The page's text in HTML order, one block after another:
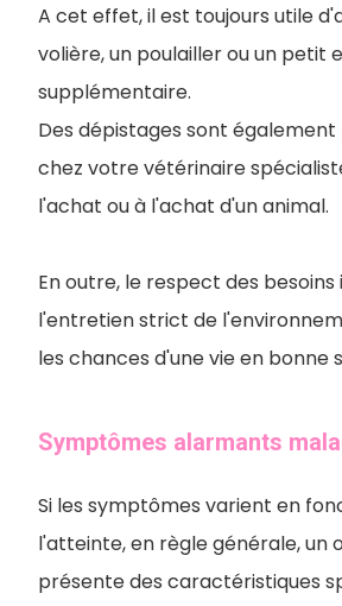
A cet effet, il est toujours utile
volière, un poulailler ou un petit
supplémentaire.
Des dépistages sont également
chez votre vétérinaire
l'achat ou à l'achat d'un animal.
En outre, le respect des besoins
l'entretien strict de
les chances d'une vie en bonne
Symptômes alarmants
Si les symptômes varient en
l'atteinte, en règle générale, un
présente des caractéristiques